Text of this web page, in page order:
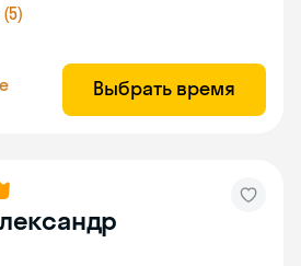
Выбрать время